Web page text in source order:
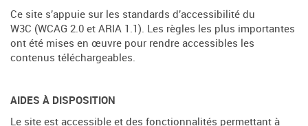
Ce site s’appuie sur les standards d’accessibilité du
W3C (WCAG 2.0 et ARIA 1.1). Les règles les plus importantes
ont été mises en œuvre pour rendre accessibles les
contenus téléchargeables.
AIDES À DISPOSITION
Le site est accessible et des fonctionnalités permettant à